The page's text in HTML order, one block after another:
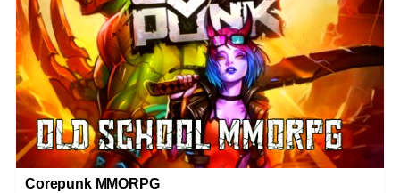
Corepunk MMORPG